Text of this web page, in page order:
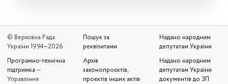
© Верховна Рада
України 1994—2026
Програмно-технічна
підтримка —
Управління
Пошук за
реквізитами
Архів
законопроєктів,
проєктів інших актів
Надано народним
депутатам України
Надано народним
депутатам України
документів до ЗП